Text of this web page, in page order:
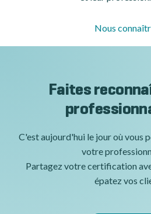
Nous
Faites
C'est aujourd'hui le jour où vous
votre
Partagez votre certification
épatez vos